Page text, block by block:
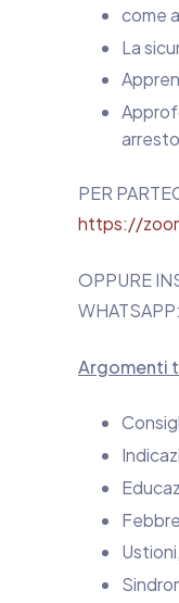
come
La
PER
https://
OPPURE
WHATSAPP:
Argomenti